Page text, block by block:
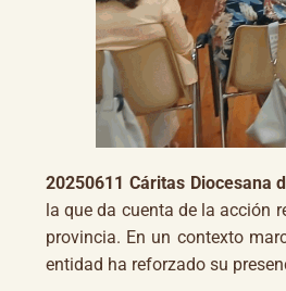
20250611 Cáritas Diocesana
la que da cuenta de la acción
provincia. En un contexto
entidad ha reforzado su